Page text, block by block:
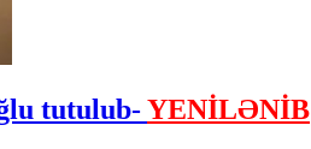
tutulub-YENİLƏNİB